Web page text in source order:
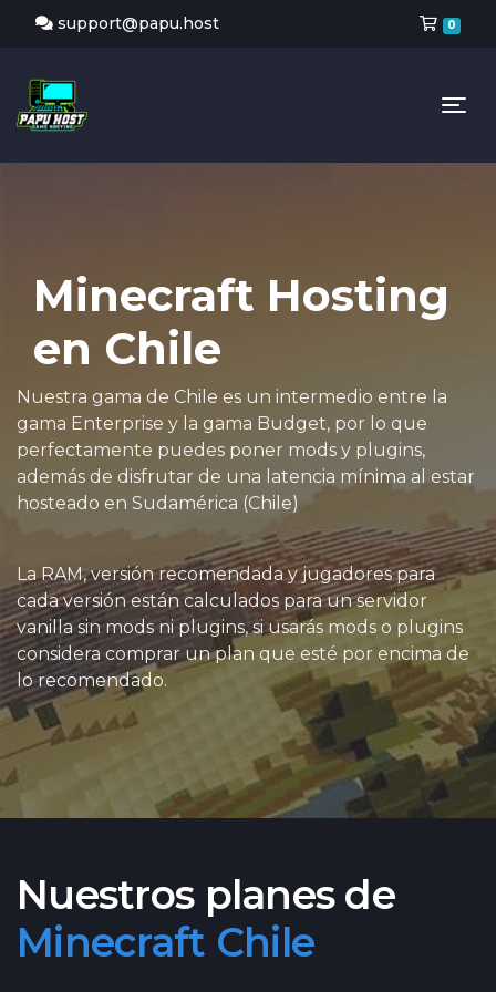
support@papu.host 0
Minecraft Hosting
en Chile
Nuestra gama de Chile es un intermedio entre la
gama Enterprise y la gama Budget, por lo que
perfectamente puedes poner mods y plugins,
además de disfrutar de una latencia mínima al estar
hosteado en Sudamérica (Chile)
La RAM, versión recomendada y jugadores para
cada versión están calculados para un servidor
vanilla sin mods ni plugins, si usarás mods o plugins
considera comprar un plan que esté por encima de
lo recomendado.
Nuestros planes de
Minecraft Chile